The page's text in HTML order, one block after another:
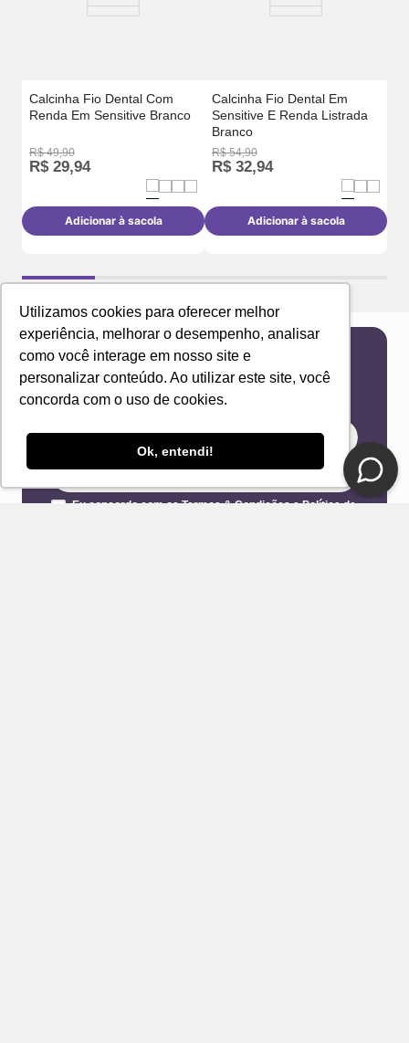
Utilizamos cookies para oferecer melhor
experiência, melhorar o desempenho, analisar
como você interage em nosso site e
personalizar conteúdo. Ao utilizar este site, você
concorda com o uso de cookies.
Ok, entendi!
Calcinha Fio Dental Com
Renda Em Sensitive Branco
R$ 49,90
R$ 29,94
Adicionar à sacola
Calcinha Fio Dental Em
Sensitive E Renda Listrada
Branco
R$ 54,90
R$ 32,94
Adicionar à sacola
Newsletter
Receba novidades e ofertas exclusivas em seu
Eu concordo com os Termos & Condições e Política de